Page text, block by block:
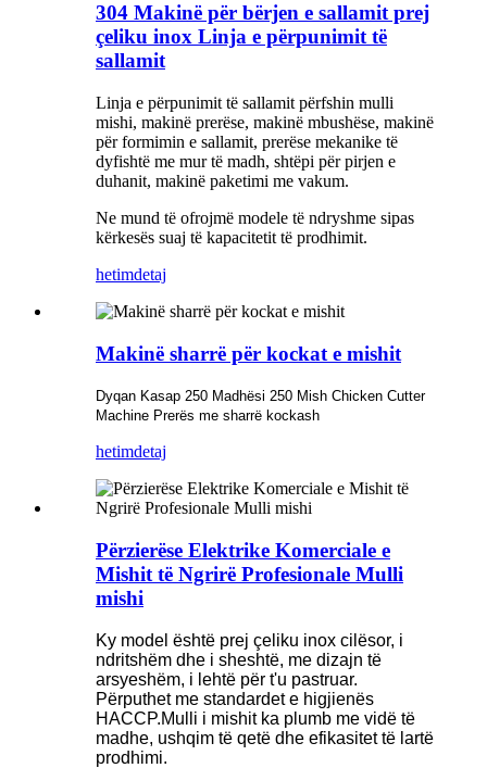
304 Makinë për bërjen e sallamit prej
çeliku inox Linja e përpunimit të
sallamit
Linja e përpunimit të sallamit përfshin mulli
mishi, makinë prerëse, makinë mbushëse, makinë
për formimin e sallamit, prerëse mekanike të
dyfishtë me mur të madh, shtëpi për pirjen e
duhanit, makinë paketimi me vakum.
Ne mund të ofrojmë modele të ndryshme sipas
kërkesës suaj të kapacitetit të prodhimit.
hetimdetaj
Makinë sharrë për kockat e mishit
Dyqan Kasap 250 Madhësi 250 Mish Chicken Cutter
Machine Prerës me sharrë kockash
hetimdetaj
Përzierëse Elektrike Komerciale e
Mishit të Ngrirë Profesionale Mulli
mishi
Ky model është prej çeliku inox cilësor, i
ndritshëm dhe i sheshtë, me dizajn të
arsyeshëm, i lehtë për t'u pastruar.
Përputhet me standardet e higjienës
HACCP.Mulli i mishit ka plumb me vidë të
madhe, ushqim të qetë dhe efikasitet të lartë
prodhimi.